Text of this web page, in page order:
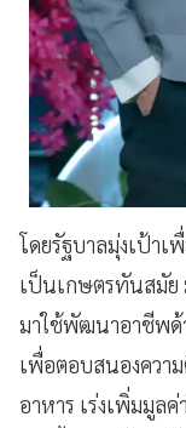
โดยรัฐบาลมุ่งเป้าเ
เป็นเกษตรทันสมัย
มาใช้พัฒนาอาชีพด้
เพื่อตอบสนองควา
อาหาร เร่งเพิ่มมูล